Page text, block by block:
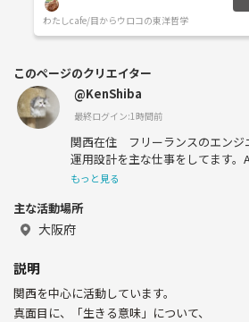
わたしcafe/目からウロコの東洋哲学
このページのクリエイター
@KenShiba
最終ログイン:1時間前
関西在住 フリーランスのエンジ
運用設計を主な仕事をしてます。
使ってました。
猫好きで自宅には8匹猫がいます🐈
もっと見る
主な活動場所
大阪府
説明
関西を中心に活動しています。
真面目に、「生きる意味」について、